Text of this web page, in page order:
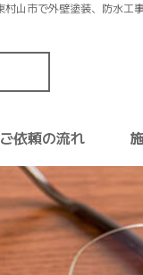
市で外壁塗装、防水工
ご依頼の流れ